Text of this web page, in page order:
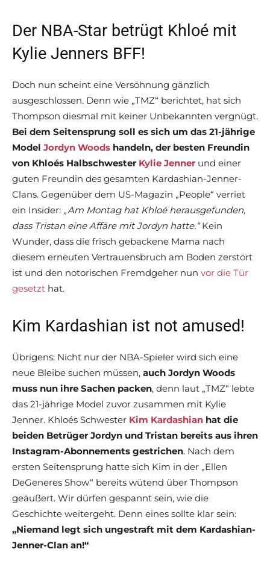
Der NBA-Star betrügt Khloé mit
Kylie Jenners BFF!
Doch nun scheint eine Versöhnung gänzlich
ausgeschlossen. Denn wie „TMZ“ berichtet, hat sich
Thompson diesmal mit keiner Unbekannten vergnügt.
Bei dem Seitensprung soll es sich um das 21-jährige
Model Jordyn Woods handeln, der besten Freundin
von Khloés Halbschwester Kylie Jenner und einer
guten Freundin des gesamten Kardashian-Jenner-
Clans. Gegenüber dem US-Magazin „People“ verriet
ein Insider: „Am Montag hat Khloé herausgefunden,
dass Tristan eine Affäre mit Jordyn hatte.“Kein
Wunder, dass die frisch gebackene Mama nach
diesem erneuten Vertrauensbruch am Boden zerstört
ist und den notorischen Fremdgeher nun vor die Tür
gesetzt hat.
Kim Kardashian ist not amused!
Übrigens: Nicht nur der NBA-Spieler wird sich eine
neue Bleibe suchen müssen, auch Jordyn Woods
muss nun ihre Sachen packen, denn laut „TMZ“ lebte
das 21-jährige Model zuvor zusammen mit Kylie
Jenner. Khloés Schwester Kim Kardashian hat die
beiden Betrüger Jordyn und Tristan bereits aus ihren
Instagram-Abonnements gestrichen. Nach dem
ersten Seitensprung hatte sich Kim in der „Ellen
DeGeneres Show“ bereits wütend über Thompson
geäußert. Wir dürfen gespannt sein, wie die
Geschichte weitergeht. Denn eines sollte klar sein:
„Niemand legt sich ungestraft mit dem Kardashian-
Jenner-Clan an!“